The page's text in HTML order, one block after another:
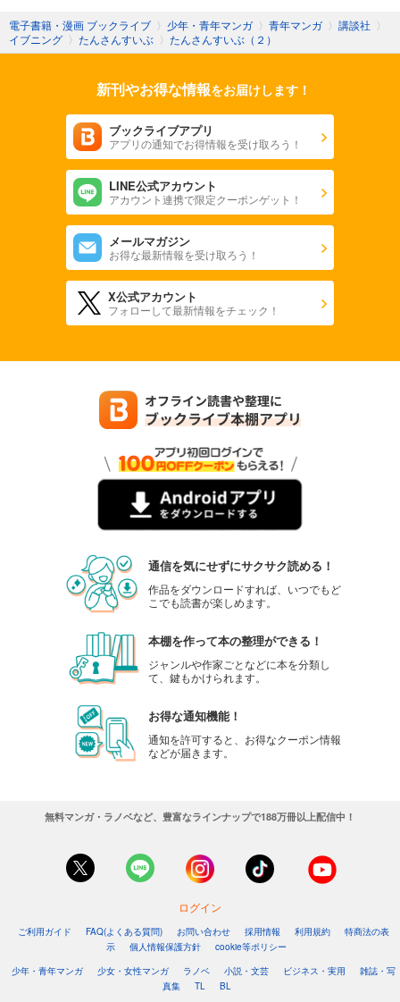
電子書籍・漫画 ブックライブ 〉 少年・青年マンガ 〉 青年マンガ 〉 講談社 〉
イブニング 〉 たんさんすいぶ 〉 たんさんすいぶ（２）
新刊やお得な情報をお届けします！
ブックライブアプリ
アプリの通知でお得情報を受け取ろう！
LINE公式アカウント
アカウント連携で限定クーポンゲット！
メールマガジン
お得な最新情報を受け取ろう！
X公式アカウント
フォローして最新情報をチェック！
通信を気にせずにサクサク読める！
作品をダウンロードすれば、いつでもど
こでも読書が楽しめます。
本棚を作って本の整理ができる！
ジャンルや作家ごとなどに本を分類し
て、鍵もかけられます。
お得な通知機能！
通知を許可すると、お得なクーポン情報
などが届きます。
無料マンガ・ラノベなど、豊富なラインナップで188万冊以上配信中！
ログイン
ご利用ガイド FAQ(よくある質問) お問い合わせ 採用情報 利用規約
特商法の表
示
個人情報保護方針
cookie等ポリシー
少年・青年マンガ
少女・女性マンガ ラノベ 小説・文芸 ビジネス・実用
雑誌・写
真集
TL BL